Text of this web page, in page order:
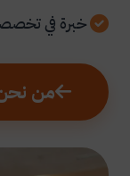
خبرة في
من